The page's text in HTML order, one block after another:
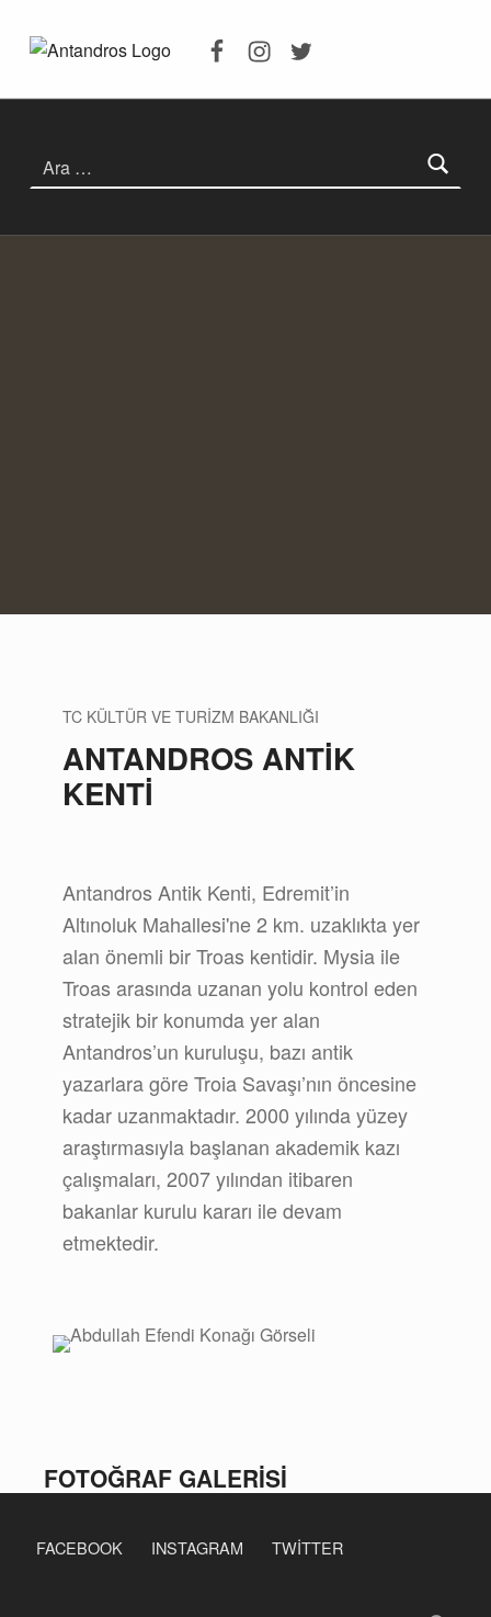
ANTANDROS ANTIK KENTI
TC KÜLTÜR VE TURİZM BAKANLIĞI
ANTANDROS ANTİK
KENTİ
Antandros Antik Kenti, Edremit’in
Altınoluk Mahallesi'ne 2 km. uzaklıkta yer
alan önemli bir Troas kentidir. Mysia ile
Troas arasında uzanan yolu kontrol eden
stratejik bir konumda yer alan
Antandros’un kuruluşu, bazı antik
yazarlara göre Troia Savaşı’nın öncesine
kadar uzanmaktadır. 2000 yılında yüzey
araştırmasıyla başlanan akademik kazı
çalışmaları, 2007 yılından itibaren
bakanlar kurulu kararı ile devam
etmektedir.
FOTOĞRAF GALERİSİ
Skip back to main navigation
FACEBOOK INSTAGRAM TWITTER